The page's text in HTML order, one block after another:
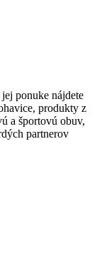
ponuke nájdete
produkty z
a športovú obuv,
partnerov